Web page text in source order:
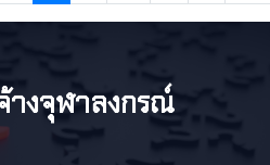
างจุฬาลงกรณ์